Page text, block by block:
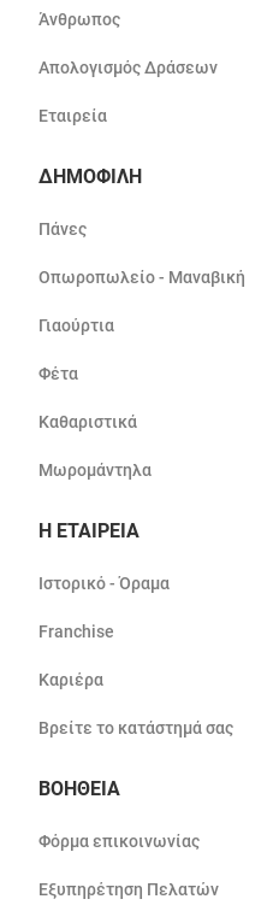
Άνθρωπος
Απολογισμός Δράσεων
Εταιρεία
ΔΗΜΟΦΙΛΗ
Πάνες
Οπωροπωλείο - Μαναβική
Γιαούρτια
Φέτα
Καθαριστικά
Μωρομάντηλα
Η ΕΤΑΙΡΕΙΑ
Ιστορικό - Όραμα
Franchise
Καριέρα
Βρείτε το κατάστημά σας
ΒΟΗΘΕΙΑ
Φόρμα επικοινωνίας
Εξυπηρέτηση Πελατών